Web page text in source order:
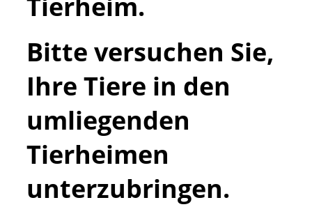
Bitte versuchen Sie,
Ihre Tiere in den
umliegenden
Tierheimen
unterzubringen.